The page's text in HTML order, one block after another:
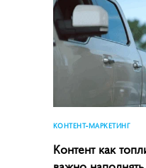
КОНТЕНТ-МАРКЕТИНГ
Контент как